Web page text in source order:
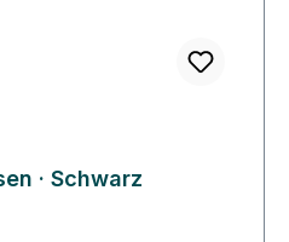
· Schwarz